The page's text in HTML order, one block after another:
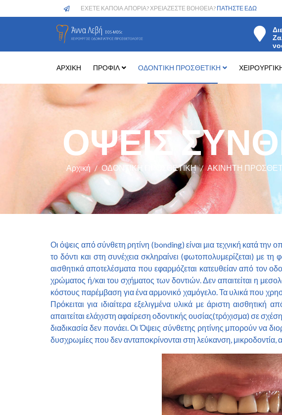
ΕΧΕΤΕ ΚΑΠΟΙΑ ΑΠΟΡΙΑ? ΧΡΕΙΑΖΕΣΤΕ ΒΟΗΘΕΙΑ? ΠΑΤΗΣΤΕ ΕΔΩ
ΑΡΧΙΚΗ ΠΡΟΦΙΛ ΟΔΟΝΤΙΚΗ ΠΡΟΣΘΕΤΙΚΗ
ΟΨΕΙΣ
Αρχική ΟΔΟΝΤΙΚΗ ΠΡΟΣΘΕΤΙΚΗ ΑΚΙΝΗΤΗ
Οι όψεις από σύνθετη ρητίνη (bonding) είναι μια τεχνική κατά
το δόντι και στη συνέχεια σκληραίνει (φωτοπολυμερίζεται) με
αισθητικά αποτελέσματα που εφαρμόζεται κατευθείαν από τον
χρώματος ή/και του σχήματος των δοντιών. Δεν απαιτείται η
κόστους παρέμβαση για ένα αρμονικό χαμόγελο. Τα υλικά που
Πρόκειται για ιδιαίτερα εξελιγμένα υλικά με άριστη
απαιτείται ελάχιστη αφαίρεση οδοντικής ουσίας(τρόχισμα) σε
διαδικασία δεν πονάει. Οι Όψεις σύνθετης ρητίνης μπορούν να
δυσχρωμίες που δεν ανταποκρίνονται στη λεύκανση, μικροδοντία,